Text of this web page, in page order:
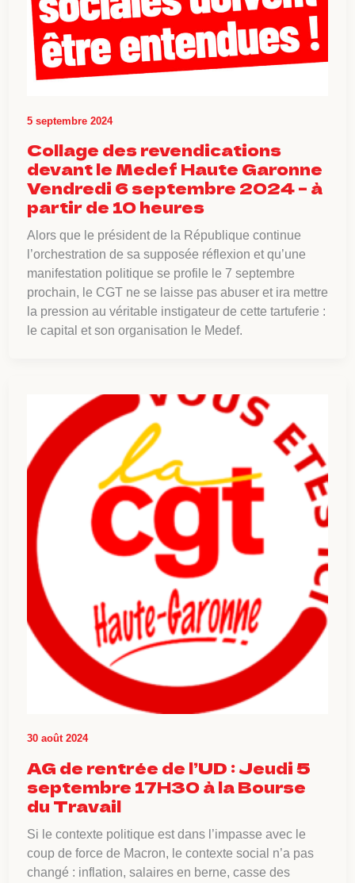
5 septembre 2024
Collage des revendications
devant le Medef Haute Garonne
Vendredi 6 septembre 2024 – à
partir de 10 heures
Alors que le président de la République continue
l’orchestration de sa supposée réflexion et qu’une
manifestation politique se profile le 7 septembre
prochain, le CGT ne se laisse pas abuser et ira mettre
la pression au véritable instigateur de cette tartuferie :
le capital et son organisation le Medef.
30 août 2024
AG de rentrée de l’UD : Jeudi 5
septembre 17H30 à la Bourse
du Travail
Si le contexte politique est dans l’impasse avec le
coup de force de Macron, le contexte social n’a pas
changé : inflation, salaires en berne, casse des